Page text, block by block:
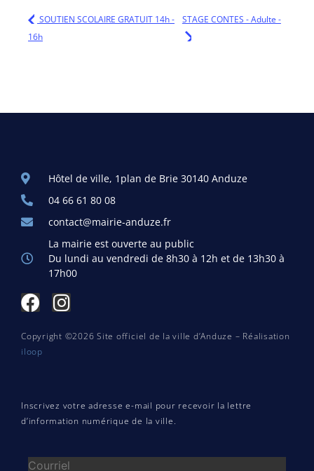
SOUTIEN SCOLAIRE GRATUIT 14h -
16h
STAGE CONTES - Adulte -
Hôtel de ville, 1plan de Brie 30140 Anduze
04 66 61 80 08
contact@mairie-anduze.fr
La mairie est ouverte au public
Du lundi au vendredi de 8h30 à 12h et de 13h30 à
17h00
Copyright ©2026 Site officiel de la ville d’Anduze – Réalisation
iloop
Inscrivez votre adresse e-mail pour recevoir la lettre
d’information numérique de la ville.